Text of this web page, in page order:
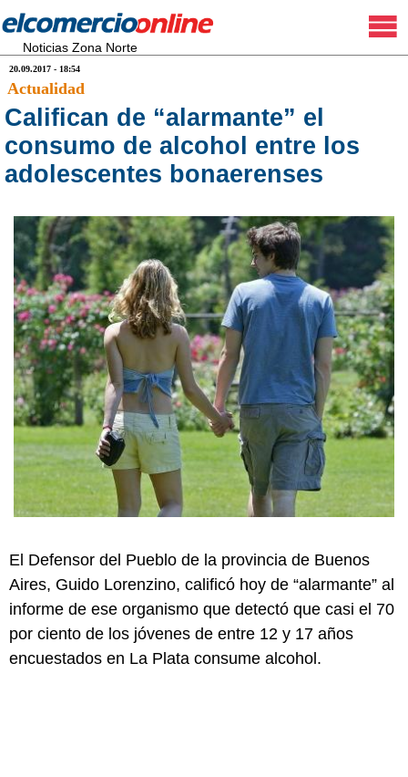
Noticias Zona Norte
20.09.2017 - 18:54
Actualidad
Califican de “alarmante” el
consumo de alcohol entre los
adolescentes bonaerenses
El Defensor del Pueblo de la provincia de Buenos
Aires, Guido Lorenzino, calificó hoy de “alarmante” al
informe de ese organismo que detectó que casi el 70
por ciento de los jóvenes de entre 12 y 17 años
encuestados en La Plata consume alcohol.